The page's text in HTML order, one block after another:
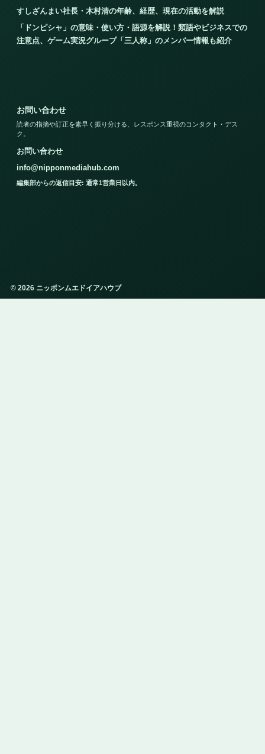
すしざんまい社長・木村清の年齢、経歴、現在の活動を解説
「ドンピシャ」の意味・使い方・語源を解説！類語やビジネスでの
注意点、ゲーム実況グループ「三人称」のメンバー情報も紹介
お問い合わせ
読者の指摘や訂正を素早く振り分ける、レスポンス重視のコンタクト・デス
ク。
お問い合わせ
info@nipponmediahub.com
編集部からの返信目安: 通常1営業日以内。
© 2026 ニッポンムエドイアハウブ